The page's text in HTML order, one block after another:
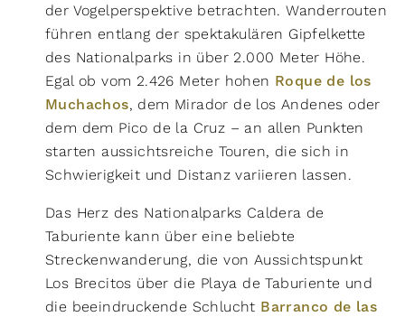
gebührenpflichtig alpines Gelände
hundefreundlich streckenweise weglos
Routentyp
Hin- und Zurück Rundwanderung
Ø Auslastung
stark moderat gering
Filter zurücksetzen
18 Routen anzeigen
der Vogelperspektive betrachten. Wanderrouten
führen entlang der spektakulären Gipfelkette
des Nationalparks in über 2.000 Meter Höhe.
Egal ob vom 2.426 Meter hohen Roque de los
Muchachos, dem Mirador de los Andenes oder
dem dem Pico de la Cruz – an allen Punkten
starten aussichtsreiche Touren, die sich in
Schwierigkeit und Distanz variieren lassen.
Das Herz des Nationalparks Caldera de
Taburiente kann über eine beliebte
Streckenwanderung, die von Aussichtspunkt
Los Brecitos über die Playa de Taburiente und
die beeindruckende Schlucht Barranco de las
leicht
185 hm
3,0 km